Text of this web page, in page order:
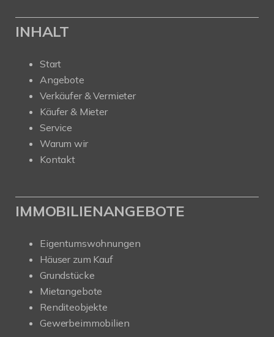
INHALT
Start
Angebote
Verkäufer & Vermieter
Käufer & Mieter
Service
Warum wir
Kontakt
IMMOBILIENANGEBOTE
Eigentumswohnungen
Häuser zum Kauf
Grundstücke
Mietangebote
Renditeobjekte
Gewerbeimmobilien